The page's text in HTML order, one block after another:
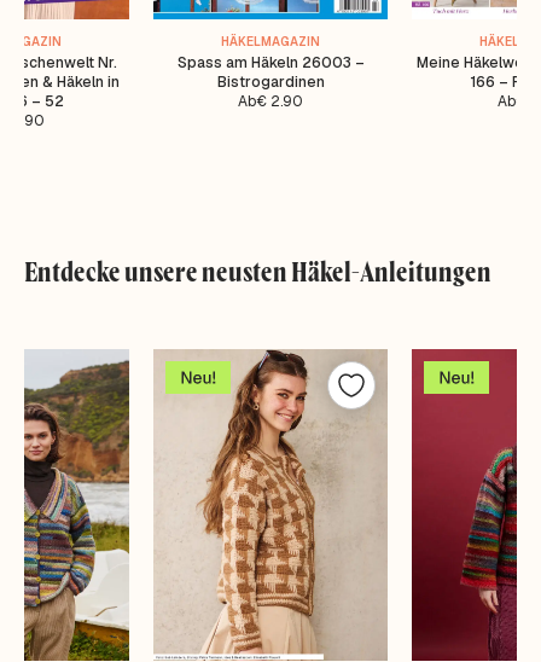
Nr.
& Häkeln in
36 – 52
4.90
HÄKELMAGAZIN
Spass am Häkeln 26003 –
Bistrogardinen
Ab€ 2.90
Meine Häkelwelt
166 –
Ab€
Entdecke unsere neusten Häkel-Anleitungen